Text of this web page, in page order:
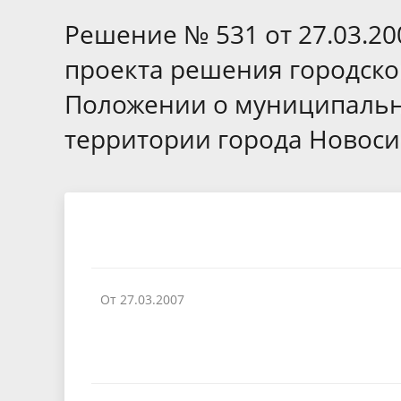
Отчет о работе
муниципальной службы
фактах
Решение № 531 от
проекта решения
Положении о
территории города
От 27.03.2007